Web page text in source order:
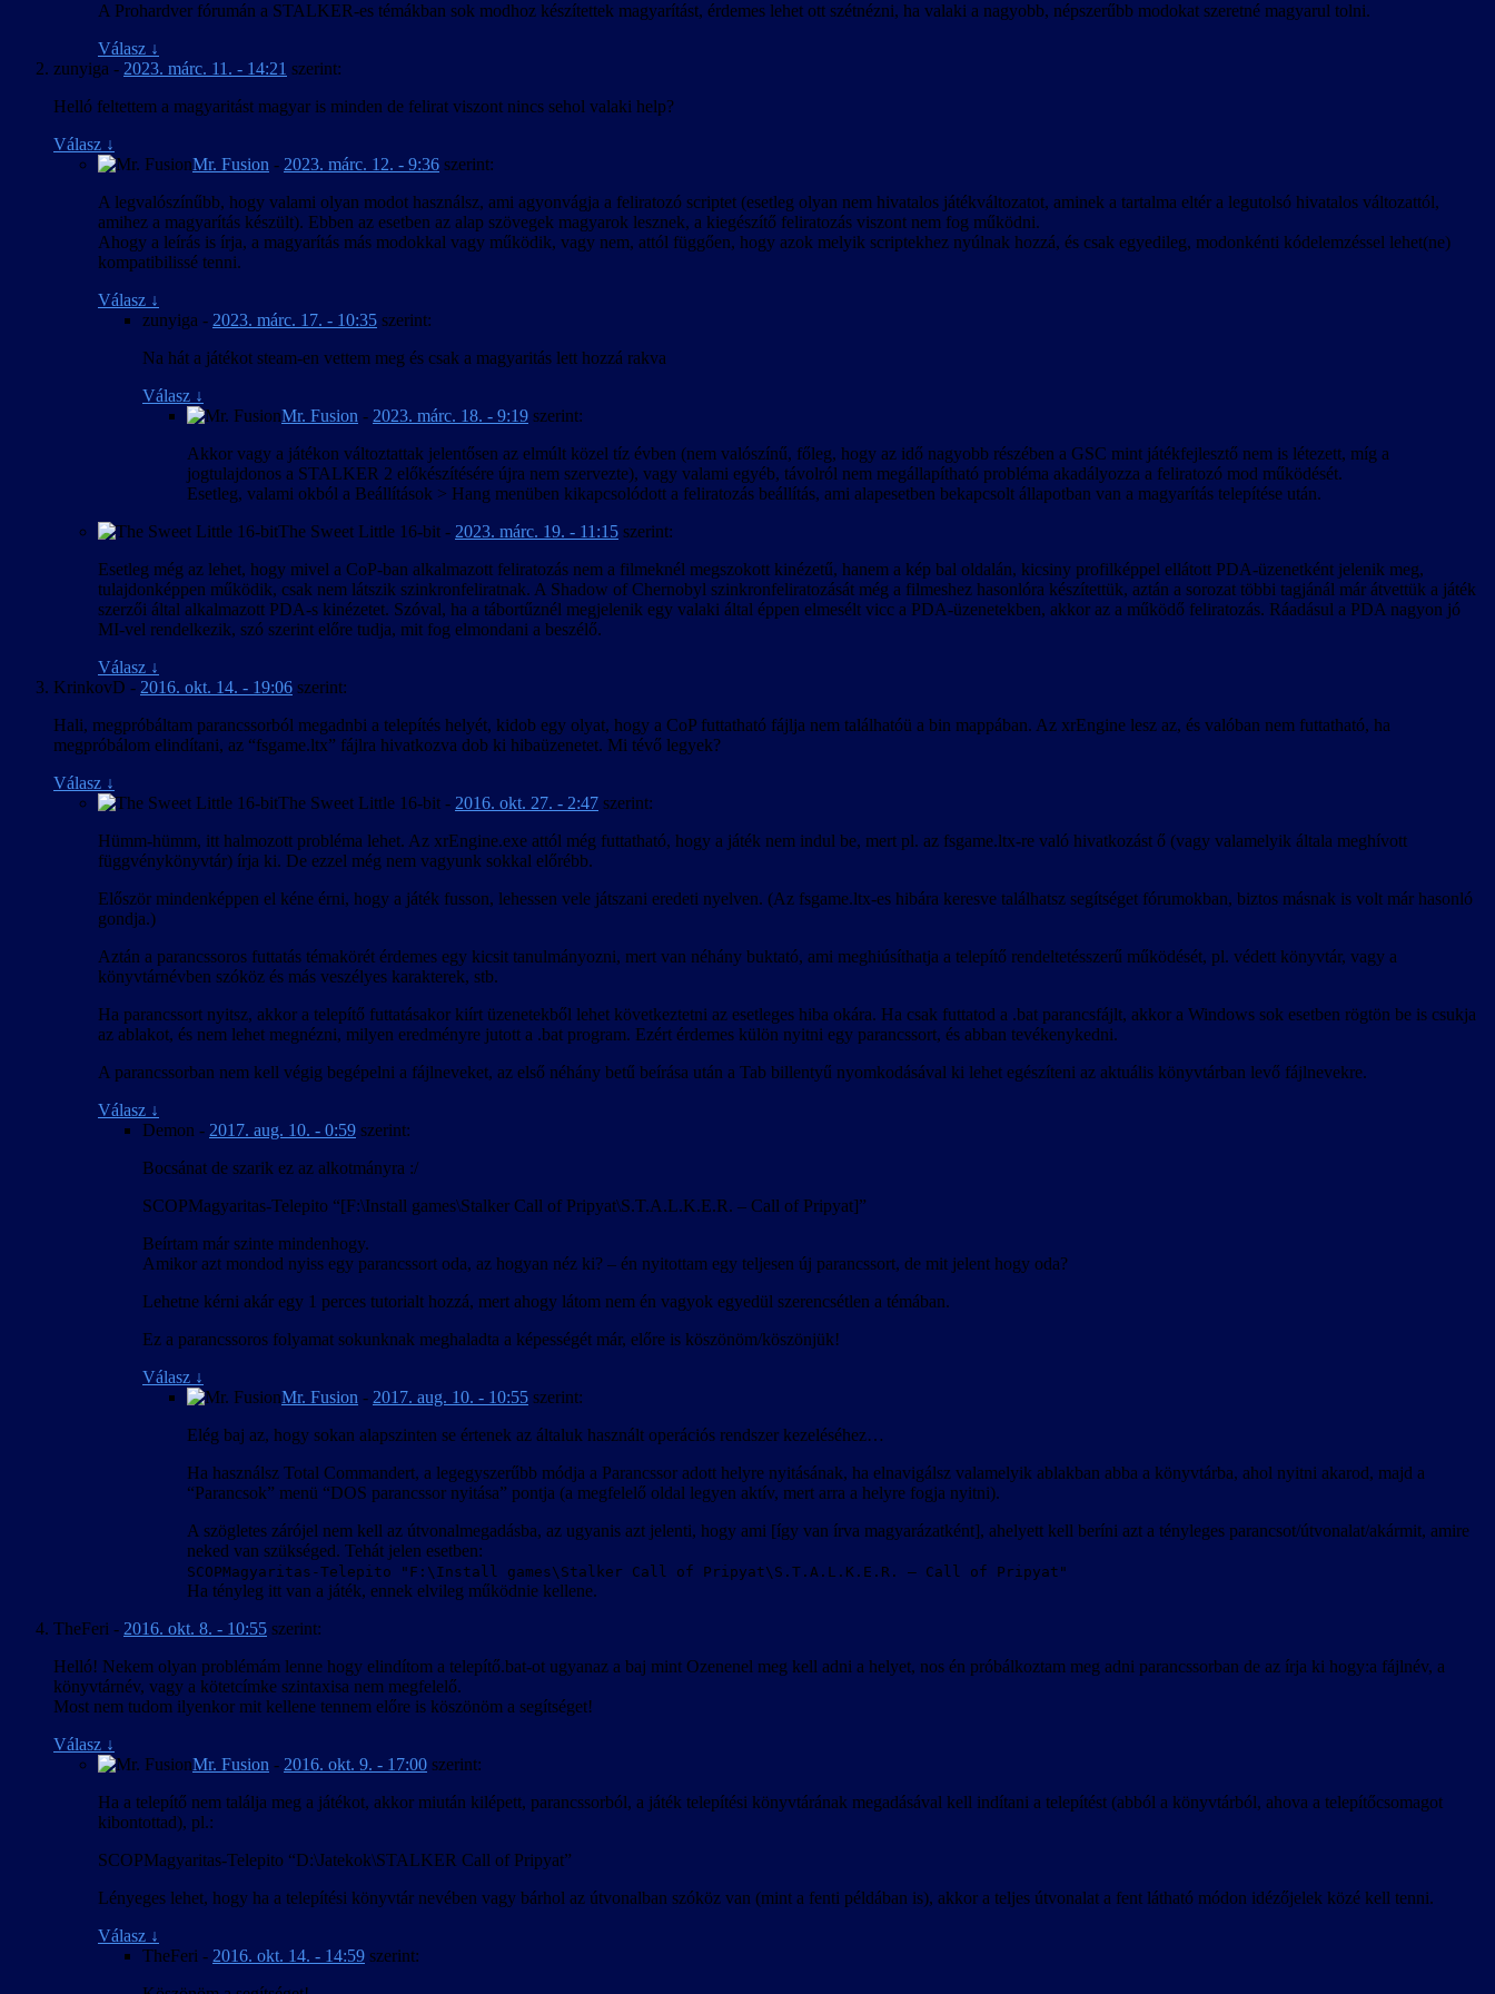
A Prohardver fórumán a STALKER-es témákban sok modhoz készítettek magyarítást, érdemes lehet ott szétnézni, ha valaki a nagyobb, népszerűbb modokat szeretné magyarul tolni.
Válasz ↓
zunyiga - 2023. márc. 11. - 14:21 szerint:
Helló feltettem a magyaritást magyar is minden de felirat viszont nincs sehol valaki help?
Válasz ↓
Mr. Fusion - 2023. márc. 12. - 9:36 szerint:
A legvalószínűbb, hogy valami olyan modot használsz, ami agyonvágja a feliratozó scriptet (esetleg olyan nem hivatalos játékváltozatot, aminek a tartalma eltér a legutolsó hivatalos változattól,
amihez a magyarítás készült). Ebben az esetben az alap szövegek magyarok lesznek, a kiegészítő feliratozás viszont nem fog működni.
Ahogy a leírás is írja, a magyarítás más modokkal vagy működik, vagy nem, attól függően, hogy azok melyik scriptekhez nyúlnak hozzá, és csak egyedileg, modonkénti kódelemzéssel lehet(ne)
kompatibilissé tenni.
Válasz ↓
zunyiga - 2023. márc. 17. - 10:35 szerint:
Na hát a játékot steam-en vettem meg és csak a magyaritás lett hozzá rakva
Válasz ↓
Mr. Fusion - 2023. márc. 18. - 9:19 szerint:
Akkor vagy a játékon változtattak jelentősen az elmúlt közel tíz évben (nem valószínű, főleg, hogy az idő nagyobb részében a GSC mint játékfejlesztő nem is létezett, míg a
jogtulajdonos a STALKER 2 előkészítésére újra nem szervezte), vagy valami egyéb, távolról nem megállapítható probléma akadályozza a feliratozó mod működését.
Esetleg, valami okból a Beállítások > Hang menüben kikapcsolódott a feliratozás beállítás, ami alapesetben bekapcsolt állapotban van a magyarítás telepítése után.
The Sweet Little 16-bit - 2023. márc. 19. - 11:15 szerint:
Esetleg még az lehet, hogy mivel a CoP-ban alkalmazott feliratozás nem a filmeknél megszokott kinézetű, hanem a kép bal oldalán, kicsiny profilképpel ellátott PDA-üzenetként jelenik meg,
tulajdonképpen működik, csak nem látszik szinkronfeliratnak. A Shadow of Chernobyl szinkronfeliratozását még a filmeshez hasonlóra készítettük, aztán a sorozat többi tagjánál már átvettük a játék
szerzői által alkalmazott PDA-s kinézetet. Szóval, ha a tábortűznél megjelenik egy valaki által éppen elmesélt vicc a PDA-üzenetekben, akkor az a működő feliratozás. Ráadásul a PDA nagyon jó
MI-vel rendelkezik, szó szerint előre tudja, mit fog elmondani a beszélő.
Válasz ↓
KrinkovD - 2016. okt. 14. - 19:06 szerint:
Hali, megpróbáltam parancssorból megadnbi a telepítés helyét, kidob egy olyat, hogy a CoP futtatható fájlja nem találhatóü a bin mappában. Az xrEngine lesz az, és valóban nem futtatható, ha
megpróbálom elindítani, az “fsgame.ltx” fájlra hivatkozva dob ki hibaüzenetet. Mi tévő legyek?
Válasz ↓
The Sweet Little 16-bit - 2016. okt. 27. - 2:47 szerint:
Hümm-hümm, itt halmozott probléma lehet. Az xrEngine.exe attól még futtatható, hogy a játék nem indul be, mert pl. az fsgame.ltx-re való hivatkozást ő (vagy valamelyik általa meghívott
függvénykönyvtár) írja ki. De ezzel még nem vagyunk sokkal előrébb.
Először mindenképpen el kéne érni, hogy a játék fusson, lehessen vele játszani eredeti nyelven. (Az fsgame.ltx-es hibára keresve találhatsz segítséget fórumokban, biztos másnak is volt már hasonló
gondja.)
Aztán a parancssoros futtatás témakörét érdemes egy kicsit tanulmányozni, mert van néhány buktató, ami meghiúsíthatja a telepítő rendeltetésszerű működését, pl. védett könyvtár, vagy a
könyvtárnévben szóköz és más veszélyes karakterek, stb.
Ha parancssort nyitsz, akkor a telepítő futtatásakor kiírt üzenetekből lehet következtetni az esetleges hiba okára. Ha csak futtatod a .bat parancsfájlt, akkor a Windows sok esetben rögtön be is csukja
az ablakot, és nem lehet megnézni, milyen eredményre jutott a .bat program. Ezért érdemes külön nyitni egy parancssort, és abban tevékenykedni.
A parancssorban nem kell végig begépelni a fájlneveket, az első néhány betű beírása után a Tab billentyű nyomkodásával ki lehet egészíteni az aktuális könyvtárban levő fájlnevekre.
Válasz ↓
Demon - 2017. aug. 10. - 0:59 szerint:
Bocsánat de szarik ez az alkotmányra :/
SCOPMagyaritas-Telepito “[F:\Install games\Stalker Call of Pripyat\S.T.A.L.K.E.R. – Call of Pripyat]”
Beírtam már szinte mindenhogy.
Amikor azt mondod nyiss egy parancssort oda, az hogyan néz ki? – én nyitottam egy teljesen új parancssort, de mit jelent hogy oda?
Lehetne kérni akár egy 1 perces tutorialt hozzá, mert ahogy látom nem én vagyok egyedül szerencsétlen a témában.
Ez a parancssoros folyamat sokunknak meghaladta a képességét már, előre is köszönöm/köszönjük!
Válasz ↓
Mr. Fusion - 2017. aug. 10. - 10:55 szerint:
Elég baj az, hogy sokan alapszinten se értenek az általuk használt operációs rendszer kezeléséhez…
Ha használsz Total Commandert, a legegyszerűbb módja a Parancssor adott helyre nyitásának, ha elnavigálsz valamelyik ablakban abba a könyvtárba, ahol nyitni akarod, majd a
“Parancsok” menü “DOS parancssor nyitása” pontja (a megfelelő oldal legyen aktív, mert arra a helyre fogja nyitni).
A szögletes zárójel nem kell az útvonalmegadásba, az ugyanis azt jelenti, hogy ami [így van írva magyarázatként], ahelyett kell beríni azt a tényleges parancsot/útvonalat/akármit, amire
neked van szükséged. Tehát jelen esetben:
SCOPMagyaritas-Telepito "F:\Install games\Stalker Call of Pripyat\S.T.A.L.K.E.R. – Call of Pripyat"
Ha tényleg itt van a játék, ennek elvileg működnie kellene.
TheFeri - 2016. okt. 8. - 10:55 szerint:
Helló! Nekem olyan problémám lenne hogy elindítom a telepítő.bat-ot ugyanaz a baj mint Ozenenel meg kell adni a helyet, nos én próbálkoztam meg adni parancssorban de az írja ki hogy:a fájlnév, a
könyvtárnév, vagy a kötetcímke szintaxisa nem megfelelő.
Most nem tudom ilyenkor mit kellene tennem előre is köszönöm a segítséget!
Válasz ↓
Mr. Fusion - 2016. okt. 9. - 17:00 szerint:
Ha a telepítő nem találja meg a játékot, akkor miután kilépett, parancssorból, a játék telepítési könyvtárának megadásával kell indítani a telepítést (abból a könyvtárból, ahova a telepítőcsomagot
kibontottad), pl.:
SCOPMagyaritas-Telepito “D:\Jatekok\STALKER Call of Pripyat”
Lényeges lehet, hogy ha a telepítési könyvtár nevében vagy bárhol az útvonalban szóköz van (mint a fenti példában is), akkor a teljes útvonalat a fent látható módon idézőjelek közé kell tenni.
Válasz ↓
TheFeri - 2016. okt. 14. - 14:59 szerint: